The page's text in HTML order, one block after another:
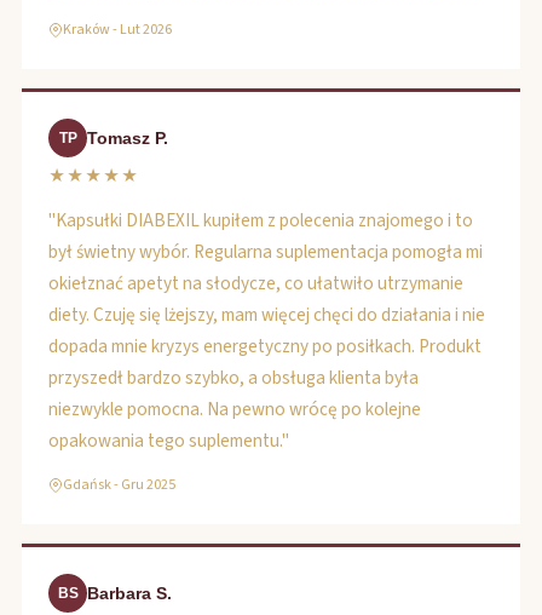
Kraków - Lut 2026
TP Tomasz P.
★★★★★
"Kapsułki DIABEXIL kupiłem z polecenia znajomego i to
był świetny wybór. Regularna suplementacja pomogła mi
okiełznać apetyt na słodycze, co ułatwiło utrzymanie
diety. Czuję się lżejszy, mam więcej chęci do działania i nie
dopada mnie kryzys energetyczny po posiłkach. Produkt
przyszedł bardzo szybko, a obsługa klienta była
niezwykle pomocna. Na pewno wrócę po kolejne
opakowania tego suplementu."
Gdańsk - Gru 2025
BS Barbara S.